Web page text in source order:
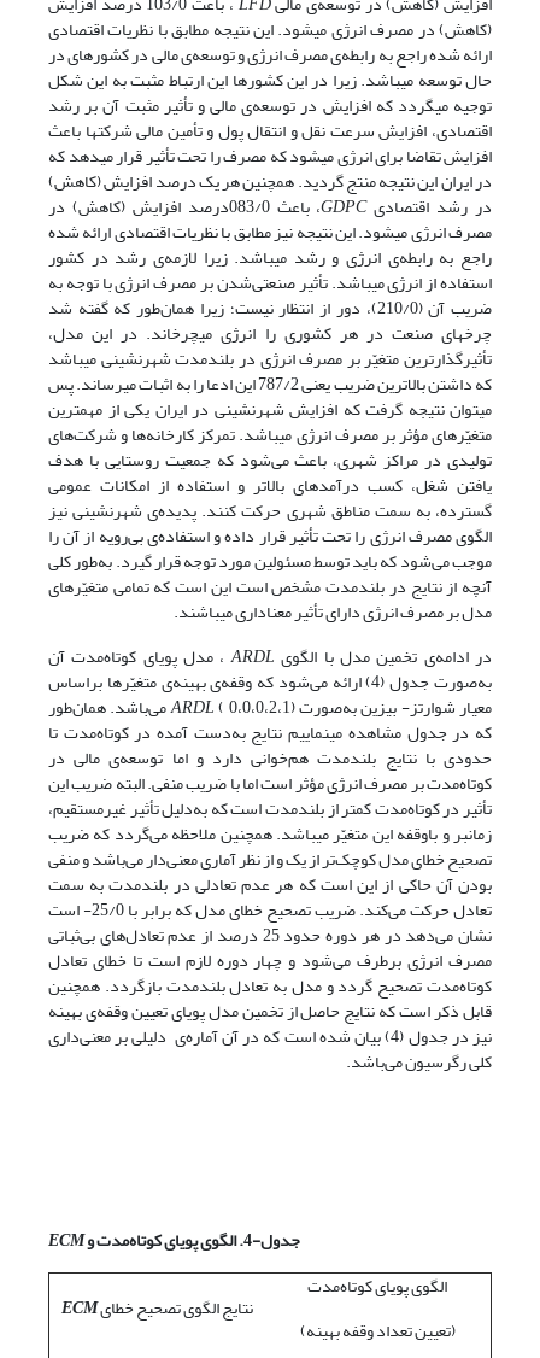
(کاهش) در مصرف انرژی می­شود. این نتیجه مطابق با نظریات اقتصادی
ارائه شده راجع به رابطه‌ی مصرف انرژی و توسعه‌ی مالی در کشورهای در
حال توسعه می­باشد. زیرا در این کشورها این ارتباط مثبت به این شکل
توجیه می­گردد که افزایش در توسعه‌ی مالی و تأثیر مثبت آن بر رشد
اقتصادی، افزایش سرعت نقل و انتقال پول و تأمین مالی شرکت­ها باعث
افزایش تقاضا برای انرژی می­شود که مصرف را تحت تأثیر قرار می­دهد که
در ایران این نتیجه منتج گردید. همچنین هر یک درصد افزایش (کاهش)
در رشد اقتصادیGDPC ، باعث 083/0درصد افزایش (کاهش) در
مصرف انرژی می­شود. این نتیجه نیز مطابق با نظریات اقتصادی ارائه شده
راجع به رابطه‌ی انرژی و رشد می­باشد. زیرا لازمه‌ی رشد در کشور
استفاده از انرژی می­باشد. تأثیر صنعتی‌شدن بر مصرف انرژی با توجه به
ضریب آن (210/0)، دور از انتظار نیست؛ زیرا همان‌طور که گفته شد
چرخ­های صنعت در هر کشوری را انرژی می­چرخاند. در این مدل،
تأثیرگذارترین متغیّر بر مصرف انرژی در بلندمدت شهرنشینی می­باشد
که داشتن بالاترین ضریب یعنی 787/2 این ادعا را به اثبات می­رساند. پس
می­توان نتیجه گرفت که افزایش شهرنشینی در ایران یکی از مهم­ترین
متغیّرهای مؤثر بر مصرف انرژی می­باشد. تمرکز کارخانه‌ها و شرکت‌های
تولیدی در مراکز شهری، باعث می‌شود که جمعیت روستایی با هدف
یافتن شغل، کسب درآمدهای بالاتر و استفاده از امکانات عمومی
گسترده، به سمت مناطق شهری حرکت کنند. پدیده‌ی شهرنشینی نیز
الگوی مصرف انرژی را تحت تأثیر قرار داده و استفاده‌ی بی‌رویه از آن را
موجب می‌شود که باید توسط مسئولین مورد توجه قرار گیرد. به‌طور کلی
آنچه از نتایج در بلندمدت مشخص است این است که تمامی متغیّرهای
مدل بر مصرف انرژی دارای تأثیر معناداری می­باشند.
در ادامه‌ی تخمین مدل با الگوی ARDL، مدل پویای کوتاه‌مدت آن
به‌صورت جدول (4) ارائه می‌شود که وقفه‌ی بهینه‌ی متغیّرها براساس
معیار شوارتز- بیزین به‌صورت (0،0،0،2،1 ) ARDLمی‌باشد. همان‌طور
که در جدول مشاهده می­نماییم نتایج به‌دست آمده در کوتاه‌مدت تا
حدودی با نتایج بلندمدت هم‌خوانی دارد و اما توسعه‌ی مالی در
کوتاه‌مدت بر مصرف انرژی مؤثر است اما با ضریب منفی. البته ضریب این
تأثیر در کوتاه‌مدت کمتر از بلندمدت است که به‌دلیل تأثیر غیرمستقیم،
زمان­بر و باوقفه این متغیّر می­باشد. همچنین ملاحظه می‌گردد که ضریب
تصحیح خطای مدل کوچک‌تر از یک و از نظر آماری معنی‌دار می‌باشد و منفی
بودن آن حاکی از این است که هر عدم تعادلی در بلندمدت به سمت
تعادل حرکت می‌کند. ضریب تصحیح خطای مدل که برابر با 25/0- است
نشان می‌دهد در هر دوره حدود 25 درصد از عدم تعادل‌های بی‌ثباتی
مصرف انرژی برطرف می‌شود و چهار دوره لازم است تا خطای تعادل
کوتاه‌مدت تصحیح گردد و مدل به تعادل بلندمدت بازگردد. همچنین
قابل ‌ذکر است که نتایج حاصل از تخمین مدل پویای تعیین وقفه‌ی بهینه
نیز در جدول (4) بیان شده است که در آن آماره‌ی دلیلی بر معنی‌داری
کلی رگرسیون می‌باشد.
جدول-4. الگوی پویای کوتاه‌مدت وECM
الگوی پویای کوتاه‌مدت
(تعیین تعداد وقفه ­بهینه)
نتایج الگوی تصحیح خطایECM